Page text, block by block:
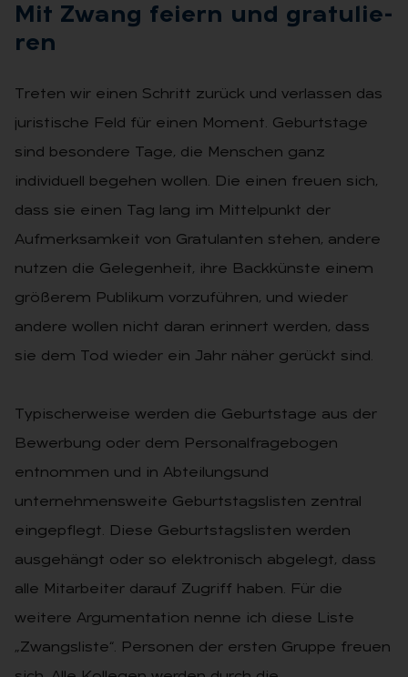
Mit Zwang fei­ern und gra­tu­lie­
ren
Treten wir einen Schritt zurück und verlassen das
juristische Feld für einen Moment. Geburtstage
sind besondere Tage, die Menschen ganz
individuell begehen wollen. Die einen freuen sich,
dass sie einen Tag lang im Mittelpunkt der
Aufmerksamkeit von Gratulanten stehen, andere
nutzen die Gelegenheit, ihre Backkünste einem
größerem Publikum vorzuführen, und wieder
andere wollen nicht daran erinnert werden, dass
sie dem Tod wieder ein Jahr näher gerückt sind.
Typischerweise werden die Geburtstage aus der
Bewerbung oder dem Personalfragebogen
entnommen und in Abteilungsund
unternehmensweite Geburtstagslisten zentral
eingepflegt. Diese Geburtstagslisten werden
ausgehängt oder so elektronisch abgelegt, dass
alle Mitarbeiter darauf Zugriff haben. Für die
weitere Argumentation nenne ich diese Liste
„Zwangsliste“. Personen der ersten Gruppe freuen